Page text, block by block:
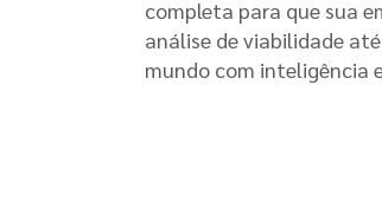
completa para que sua
análise de viabilidade
mundo com inteligência